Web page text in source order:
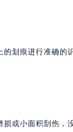
划痕进行准确
或小面积刮伤